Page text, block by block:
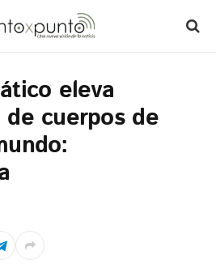
eleva
cuerpos de